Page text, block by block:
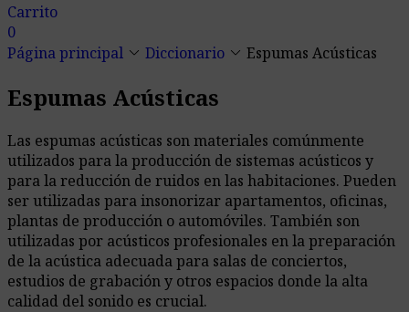
Carrito
0
Página principal keyboard_arrow_down Diccionario keyboard_arrow_down Espumas Acústicas
Espumas Acústicas
Las espumas acústicas son materiales comúnmente
utilizados para la producción de sistemas acústicos y
para la reducción de ruidos en las habitaciones. Pueden
ser utilizadas para insonorizar apartamentos, oficinas,
plantas de producción o automóviles. También son
utilizadas por acústicos profesionales en la preparación
de la acústica adecuada para salas de conciertos,
estudios de grabación y otros espacios donde la alta
calidad del sonido es crucial.